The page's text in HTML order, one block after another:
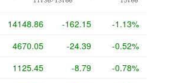
14148.86 -162.15 -1.13%
4670.05 -24.39 -0.52%
1125.45 -8.79 -0.78%